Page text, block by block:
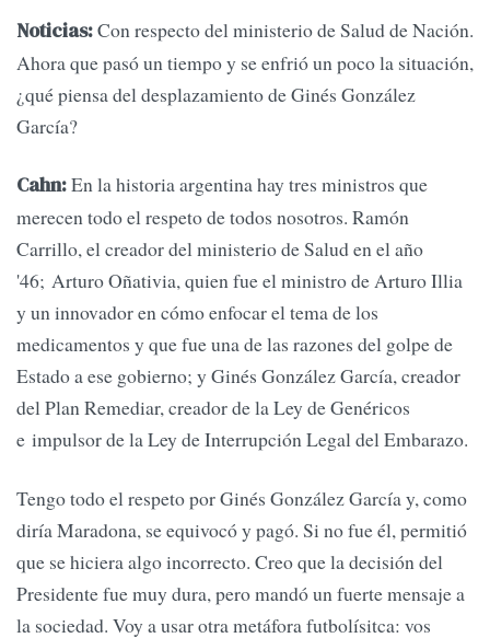
Noticias:Con respecto del ministerio de Salud de Nación.
Ahora que pasó un tiempo y se enfrió un poco la situación,
¿qué piensa del desplazamiento de Ginés González
García?
Cahn:En la historia argentina hay tres ministros que
merecen todo el respeto de todos nosotros. Ramón
Carrillo, el creador del ministerio de Salud en el año
'46; Arturo Oñativia, quien fue el ministro de Arturo Illia
y un innovador en cómo enfocar el tema de los
medicamentos y que fue una de las razones del golpe de
Estado a ese gobierno; y Ginés González García, creador
del Plan Remediar, creador de la Ley de Genéricos
e impulsor de la Ley de Interrupción Legal del Embarazo.
Tengo todo el respeto por Ginés González García y, como
diría Maradona, se equivocó y pagó. Si no fue él, permitió
que se hiciera algo incorrecto. Creo que la decisión del
Presidente fue muy dura, pero mandó un fuerte mensaje a
la sociedad. Voy a usar otra metáfora futbolísitca: vos